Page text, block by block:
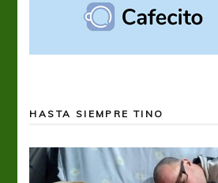
HASTA SIEMPRE TINO